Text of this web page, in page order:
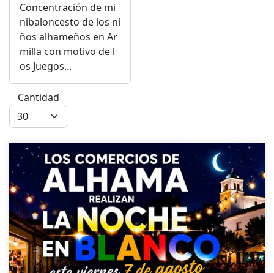
Concentración de mi
nibaloncesto de los ni
ños alhameños en Ar
milla con motivo de l
os Juegos...
Cantidad